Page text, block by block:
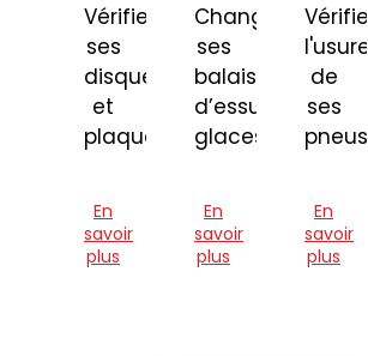
Vérifier
ses
disques
et
plaquettes
En
savoir
plus
Changer
ses
balais
d’essuie-
glaces
En
savoir
plus
Vérifier
l'usure
de
ses
pneus
En
savoir
plus